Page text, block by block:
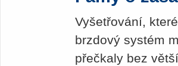
Vyšetřování,
brzdový systém
přečkaly bez